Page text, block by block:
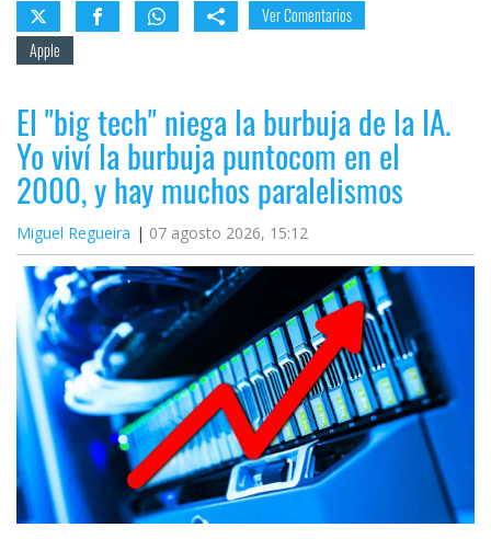
Ver Comentarios
Apple
El "big tech" niega la burbuja de la IA.
Yo viví la burbuja puntocom en el
2000, y hay muchos paralelismos
Miguel Regueira 07 agosto 2026, 15:12